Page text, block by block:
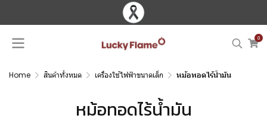
0
Home สินค้าทั้งหมด เครื่องใช้ไฟฟ้าขนาดเล็ก หม้อทอดไร้น้ำมัน
หม้อทอดไร้น้ำมัน